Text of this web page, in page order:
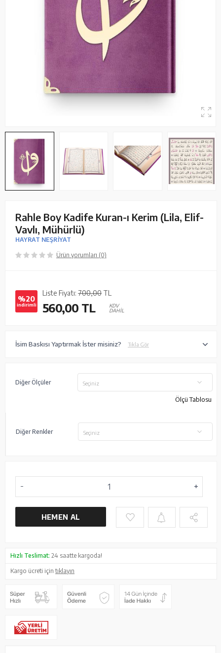
Rahle Boy Kadife Kuran-ı Kerim (Lila, Elif-
Vavlı, Mühürlü)
HAYRAT NEŞRİYAT
Ürün yorumları (0)
%20
indirimli
Liste Fiyatı: 700,00 TL
560,00 TL
KDV
DAHİL
İsim Baskısı Yaptırmak İster misiniz? Tıkla Gör
Diğer Ölçüler Seçiniz
Ölçü Tablosu
Diğer Renkler Seçiniz
HEMEN AL
Hızlı Teslimat: 24 saatte kargoda!
Kargo ücreti içintıklayın